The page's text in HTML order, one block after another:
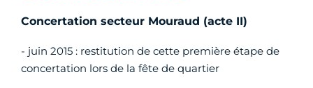
Concertation secteur Mouraud (acte II)
- juin 2015 : restitution de cette première étape de
concertation lors de la fête de quartier